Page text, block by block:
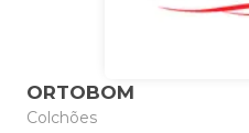
ORTOBOM
Colchões